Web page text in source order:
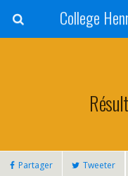
College
Partager Tweeter